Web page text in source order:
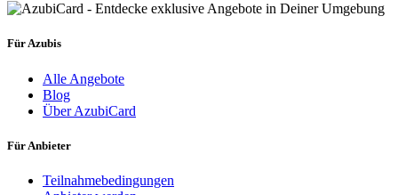
Für Azubis
Alle Angebote
Blog
Über AzubiCard
Für Anbieter
Teilnahmebedingungen